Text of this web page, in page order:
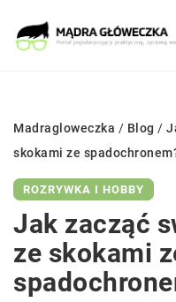
Madragloweczka / Blog /
skokami ze
ROZRYWKA I HOBBY
Jak zacząć
ze skokami